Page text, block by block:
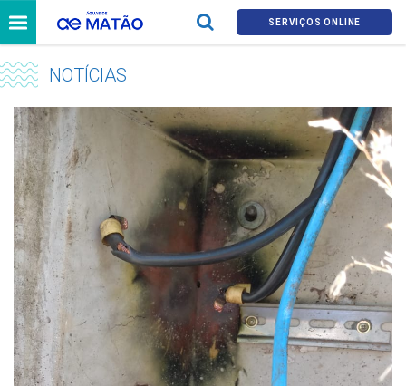
SERVIÇOS ONLINE
NOTÍCIAS